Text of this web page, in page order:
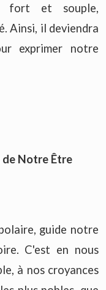
fort et souple,
Ainsi, il deviendra
exprimer notre
de Notre Être
guide notre
C'est en nous
à nos croyances